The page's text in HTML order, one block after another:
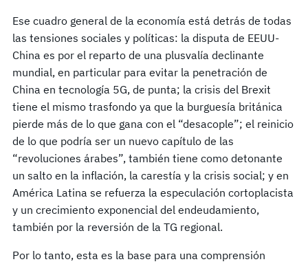
Ese cuadro general de la economía está detrás de todas
las tensiones sociales y políticas: la disputa de EEUU-
China es por el reparto de una plusvalía declinante
mundial, en particular para evitar la penetración de
China en tecnología 5G, de punta; la crisis del Brexit
tiene el mismo trasfondo ya que la burguesía británica
pierde más de lo que gana con el “desacople”; el reinicio
de lo que podría ser un nuevo capítulo de las
“revoluciones árabes”, también tiene como detonante
un salto en la inflación, la carestía y la crisis social; y en
América Latina se refuerza la especulación cortoplacista
y un crecimiento exponencial del endeudamiento,
también por la reversión de la TG regional.
Por lo tanto, esta es la base para una comprensión